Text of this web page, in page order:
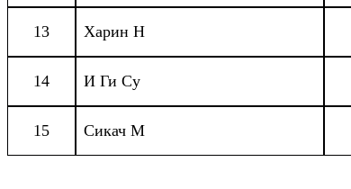
13 Харин Н
14 И Ги Су
15 Сикач М